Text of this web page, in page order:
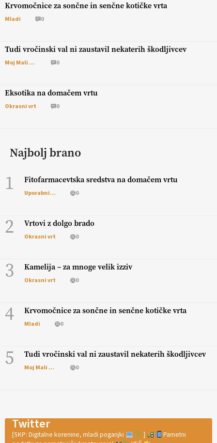
Krvomočnice za sončne in senčne kotičke vrta
Mladi 0
Tudi vročinski val ni zaustavil nekaterih škodljivcev
Moj Mali Svet 0
Eksotika na domačem vrtu
Okrasni vrt 0
Najbolj brano
1 Fitofarmacevtska sredstva na domačem vrtu
Uporabni vrt 0
2 Vrtovi z dolgo brado
Okrasni vrt 0
3 Kamelija – za mnoge velik izziv
Okrasni vrt 0
4 Krvomočnice za sončne in senčne kotičke vrta
Mladi 0
5 Tudi vročinski val ni zaustavil nekaterih škodljivcev
Moj Mali Svet 0
Twitter
[SKP: Digitalne korenine, mladi poganjki ]
Pametni